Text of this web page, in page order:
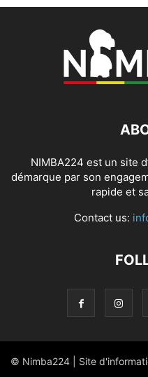
NIMBA224 est un site
démarque par son
rapide et
Contact us:
© Nimba224 | Site